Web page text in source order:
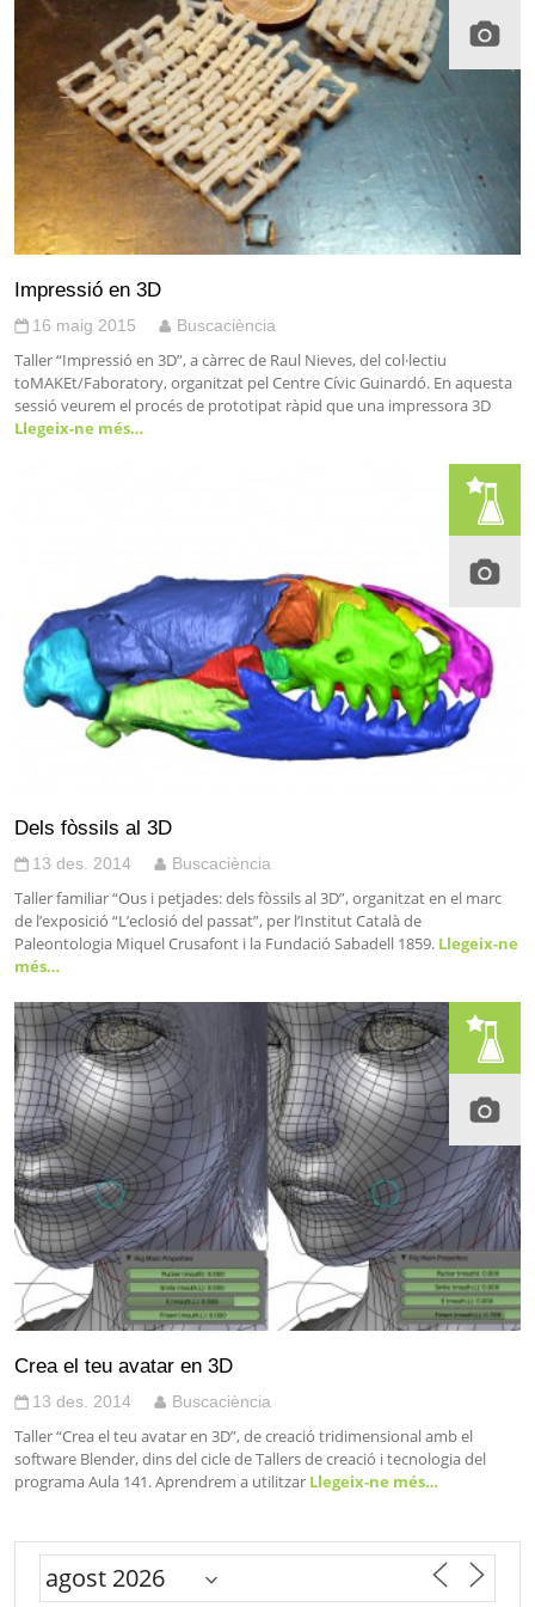
Impressió en 3D
16 maig 2015 Buscaciència
Taller “Impressió en 3D”, a càrrec de Raul Nieves, del col·lectiu
toMAKEt/Faboratory, organitzat pel Centre Cívic Guinardó. En aquesta
sessió veurem el procés de prototipat ràpid que una impressora 3D
Llegeix-ne més…
Dels fòssils al 3D
13 des. 2014 Buscaciència
Taller familiar “Ous i petjades: dels fòssils al 3D”, organitzat en el marc
de l’exposició “L’eclosió del passat”, per l’Institut Català de
Paleontologia Miquel Crusafont i la Fundació Sabadell 1859. Llegeix-ne
més…
Crea el teu avatar en 3D
13 des. 2014 Buscaciència
Taller “Crea el teu avatar en 3D”, de creació tridimensional amb el
software Blender, dins del cicle de Tallers de creació i tecnologia del
programa Aula 141. Aprendrem a utilitzar Llegeix-ne més…